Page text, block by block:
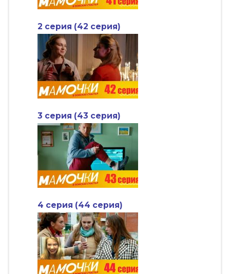
2 серия (42 серия)
3 серия (43 серия)
4 серия (44 серия)